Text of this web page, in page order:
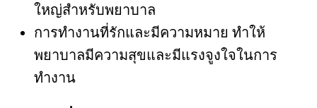
ใหญ่สำหรับพยาบาล
การทำงานที่รักและมีความหมาย ทำให้
พยาบาลมีความสุขและมีแรงจูงใจในการ
ทำงาน